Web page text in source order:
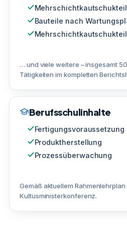
Bauteile nach
… und viele weitere – insgesamt
Tätigkeiten im kompletten
Berufsschulinhalte
Fertigungsvoraussetzung
Produktherstellung
Prozessüberwachung
Gemäß aktuellem Rahmenlehrplan
Kultusministerkonferenz.